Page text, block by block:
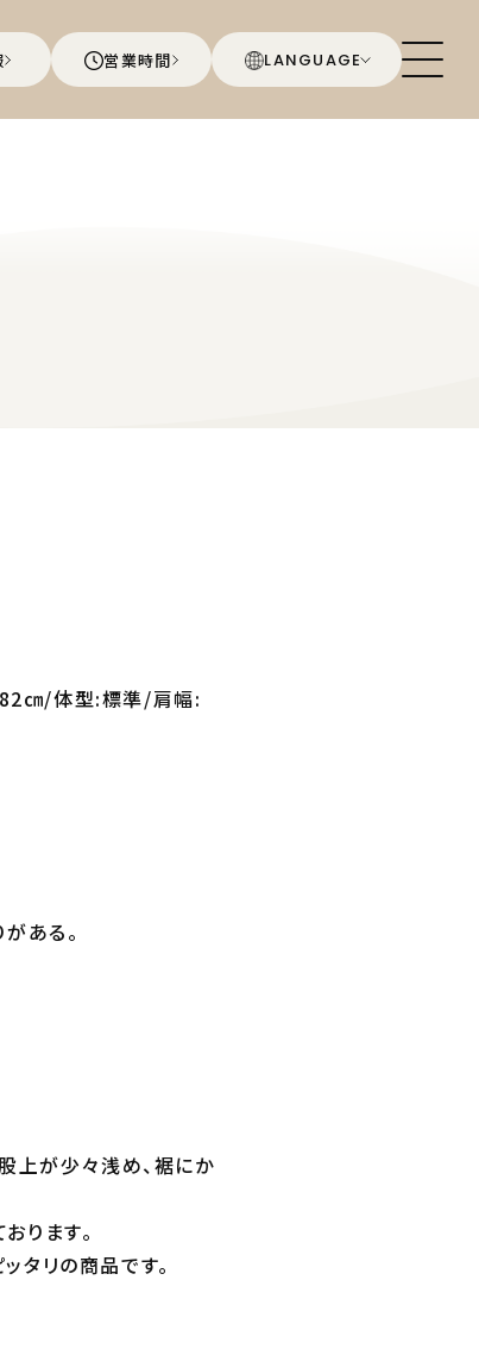
営業時間 LANGUAGE
㎝/体型:標準/肩幅:
ある。
上が少々浅め、裾にか
ります。
タリの商品です。